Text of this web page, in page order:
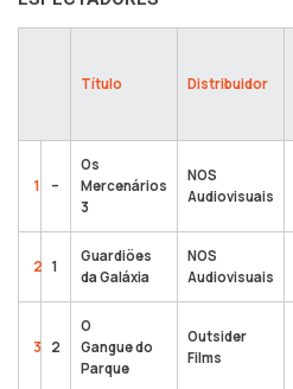
Título Distribuidor
1 –
Os
Mercenários
3
NOS
Audiovisuais
2 1
Guardiões
da Galáxia
NOS
Audiovisuais
3 2
O
Gangue do
Parque
Outsider
Films